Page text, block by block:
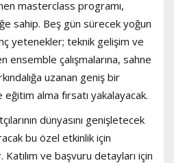
masterclass programı,
sahip. Beş gün sürecek yoğun
yetenekler; teknik gelişim ve
ensemble çalışmalarına, sahne
uzanan geniş bir
alma fırsatı yakalayacak.
dünyasını genişletecek
bu özel etkinlik için
Katılım ve başvuru detayları için